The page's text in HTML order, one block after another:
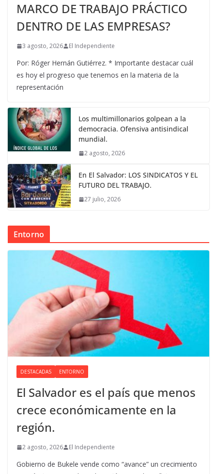
MARCO DE TRABAJO PRÁCTICO
DENTRO DE LAS EMPRESAS?
3 agosto, 2026 El Independiente
Por: Róger Hernán Gutiérrez. * Importante destacar cuál
es hoy el progreso que tenemos en la materia de la
representación
Los multimillonarios golpean a la
democracia. Ofensiva antisindical
mundial.
2 agosto, 2026
En El Salvador: LOS SINDICATOS Y EL
FUTURO DEL TRABAJO.
27 julio, 2026
Entorno
DESTACADAS ENTORNO
El Salvador es el país que menos
crece económicamente en la
región.
2 agosto, 2026 El Independiente
Gobierno de Bukele vende como “avance” un crecimiento